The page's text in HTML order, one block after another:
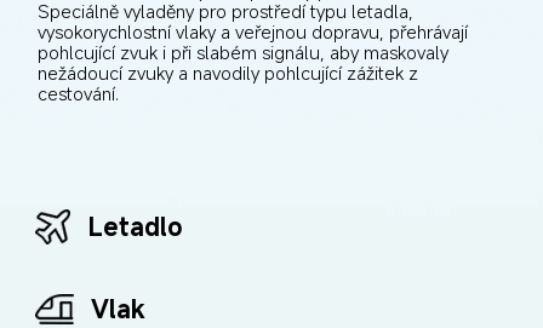
Speciálně vyladěny pro prostředí typu letadla,
vysokorychlostní vlaky a veřejnou dopravu, přehrávají
pohlcující zvuk i při slabém signálu, aby maskovaly
nežádoucí zvuky a navodily pohlcující zážitek z
cestování.
Letadlo
Vlak